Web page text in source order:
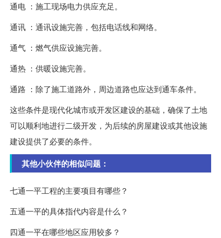
通电 ：施工现场电力供应充足。
通讯 ：通讯设施完善，包括电话线和网络。
通气 ：燃气供应设施完善。
通热 ：供暖设施完善。
通路 ：除了施工道路外，周边道路也应达到通车条件。
这些条件是现代化城市或开发区建设的基础，确保了土地
可以顺利地进行二级开发，为后续的房屋建设或其他设施
建设提供了必要的条件。
其他小伙伴的相似问题：
七通一平工程的主要项目有哪些？
五通一平的具体指代内容是什么？
四通一平在哪些地区应用较多？